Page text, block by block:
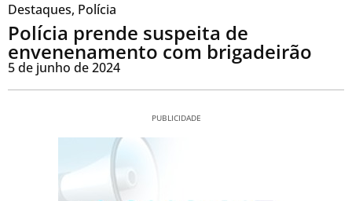
Destaques, Polícia
Polícia prende suspeita de
envenenamento com brigadeirão
5 de junho de 2024
PUBLICIDADE